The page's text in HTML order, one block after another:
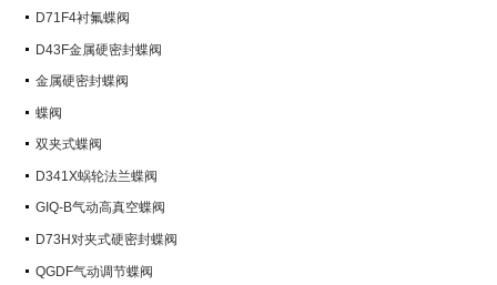
D71F4衬氟蝶阀
D43F金属硬密封蝶阀
金属硬密封蝶阀
蝶阀
双夹式蝶阀
D341X蜗轮法兰蝶阀
GIQ-B气动高真空蝶阀
D73H对夹式硬密封蝶阀
QGDF气动调节蝶阀